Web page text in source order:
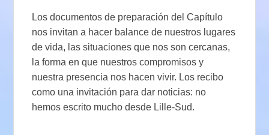
Los documentos de preparación del Capítulo
nos invitan a hacer balance de nuestros lugares
de vida, las situaciones que nos son cercanas,
la forma en que nuestros compromisos y
nuestra presencia nos hacen vivir. Los recibo
como una invitación para dar noticias: no
hemos escrito mucho desde Lille-Sud.